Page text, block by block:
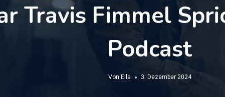
Travis Fimmel
Podcast
Von Ella 3. Dezember 2024